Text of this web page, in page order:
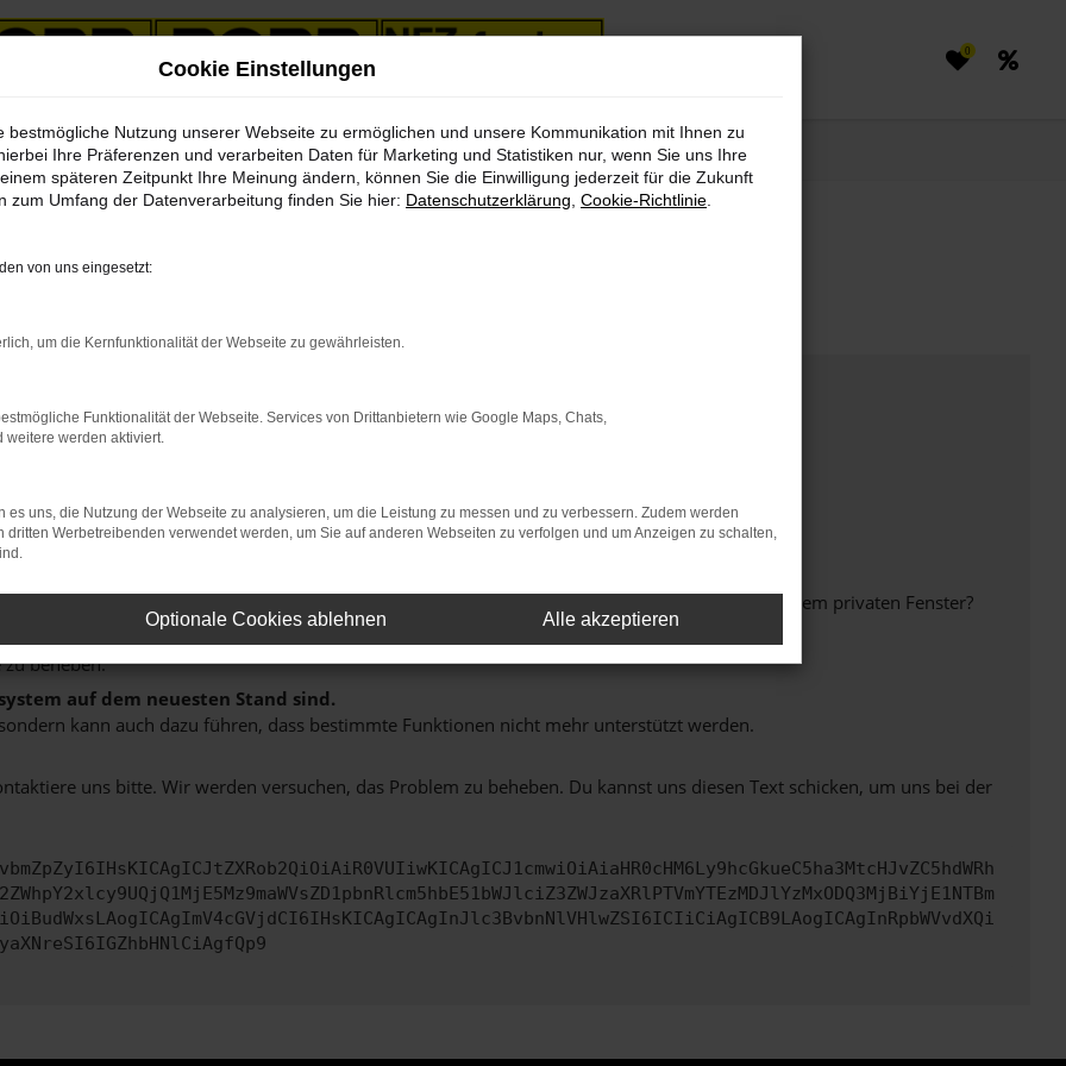
0
LKWs in unserem Fahrzeugmarkt finden
bestimmter Seiten verhindern. Funktioniert die Seite in einem anderen Browser oder in einem privaten Fenster?
beheben.
auf dem neuesten Stand sind.
kann auch dazu führen, dass bestimmte Funktionen nicht mehr unterstützt werden.
uns bitte. Wir werden versuchen, das Problem zu beheben. Du kannst uns diesen Text schicken, um uns bei der
Cookie Einstellungen
bestmögliche Nutzung unserer Webseite zu ermöglichen und unsere Kommunikation mit Ihnen zu
Ihre Präferenzen und verarbeiten Daten für Marketing und Statistiken nur, wenn Sie uns Ihre
späteren Zeitpunkt Ihre Meinung ändern, können Sie die Einwilligung jederzeit für die Zukunft
zum Umfang der Datenverarbeitung finden Sie hier: Datenschutzerklärung Cookie-Richtlinie
von uns eingesetzt:
um die Kernfunktionalität der Webseite zu gewährleisten.
Funktionalität der Webseite. Services von Drittanbietern wie Google Maps, Chats,
weitere werden aktiviert.
es uns, die Nutzung der Webseite zu analysieren, um die Leistung zu messen und zu verbessern. Zudem werden
dritten Werbetreibenden verwendet werden, um Sie auf anderen Webseiten zu verfolgen und um Anzeigen zu schalten,
Optionale Cookies ablehnen Alle akzeptieren